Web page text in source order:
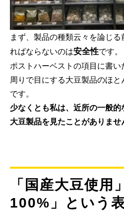
まず、製品の種類云々を論じ
ればならないのは安全性です。
ポストハーベストの項目に書
周りで目にする大豆製品のほ
です。
少なくとも私は、近所の一般
大豆製品を見たことがありませ
「国産大豆使用
100%」という